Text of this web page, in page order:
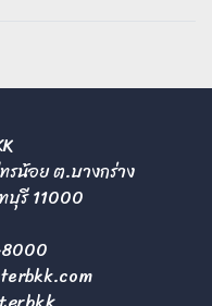
น้อย ต.บางกร่าง
บุรี 11000